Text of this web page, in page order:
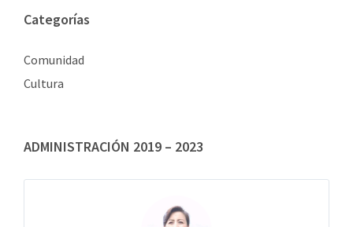
Categorías
Comunidad
Cultura
ADMINISTRACIÓN 2019 – 2023